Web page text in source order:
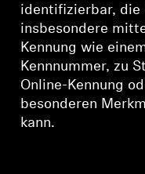
identifizierbar,
insbesondere
Kennung wie
Kennnummer, zu
Online-Kennung
besonderen
kann.